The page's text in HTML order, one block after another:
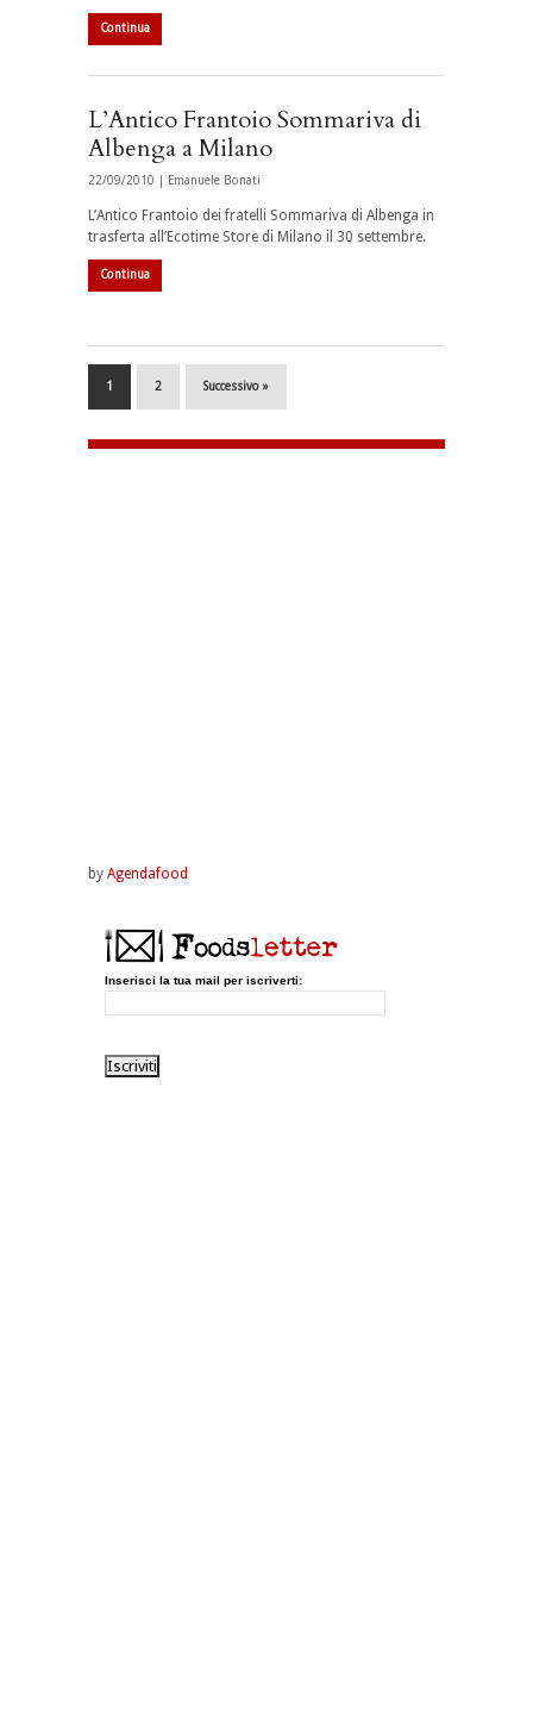
Continua
L’Antico Frantoio Sommariva di
Albenga a Milano
22/09/2010 | Emanuele Bonati
L’Antico Frantoio dei fratelli Sommariva di Albenga in
trasferta all’Ecotime Store di Milano il 30 settembre.
Continua
1 2 Successivo »
by Agendafood
Inserisci la tua mail per iscriverti: